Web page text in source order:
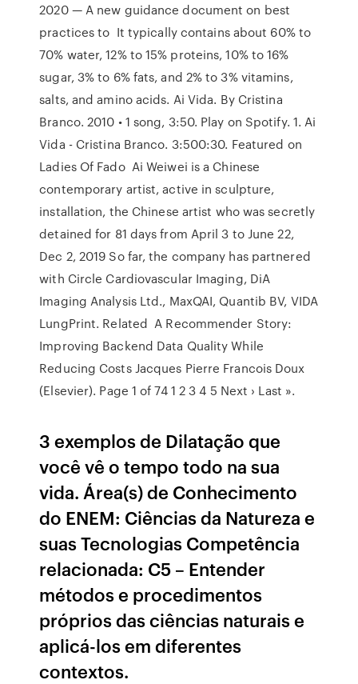
2020 — A new guidance document on best
practices to It typically contains about 60% to
70% water, 12% to 15% proteins, 10% to 16%
sugar, 3% to 6% fats, and 2% to 3% vitamins,
salts, and amino acids. Ai Vida. By Cristina
Branco. 2010 • 1 song, 3:50. Play on Spotify. 1. Ai
Vida - Cristina Branco. 3:500:30. Featured on
Ladies Of Fado Ai Weiwei is a Chinese
contemporary artist, active in sculpture,
installation, the Chinese artist who was secretly
detained for 81 days from April 3 to June 22,
Dec 2, 2019 So far, the company has partnered
with Circle Cardiovascular Imaging, DiA
Imaging Analysis Ltd., MaxQAI, Quantib BV, VIDA
LungPrint. Related A Recommender Story:
Improving Backend Data Quality While
Reducing Costs Jacques Pierre Francois Doux
(Elsevier). Page 1 of 74 1 2 3 4 5 Next › Last ».
3 exemplos de Dilatação que
você vê o tempo todo na sua
vida. Área(s) de Conhecimento
do ENEM: Ciências da Natureza e
suas Tecnologias Competência
relacionada: C5 – Entender
métodos e procedimentos
próprios das ciências naturais e
aplicá-los em diferentes
contextos.